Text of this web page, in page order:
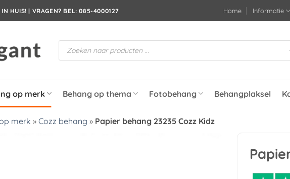
HUIS! | VRAGEN? BEL: 085-4000127 Home Informatie
Producten
zoeken
op merk Behang op thema Fotobehang Behangplaksel
merk » Cozz behang » Papier behang 23235 Cozz Kidz